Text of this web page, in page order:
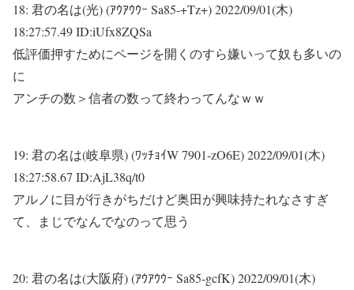
18: 君の名は(光) (ｱｳｱｳｳｰ Sa85-+Tz+)2022/09/01(木)
18:27:57.49 ID:iUfx8ZQSa
低評価押すためにページを開くのすら嫌いって奴も多いの
に
アンチの数＞信者の数って終わってんなｗｗ
19: 君の名は(岐阜県) (ﾜｯﾁｮｲW 7901-zO6E)2022/09/01(木)
18:27:58.67 ID:AjL38q/t0
アルノに目が行きがちだけど奥田が興味持たれなさすぎ
て、まじでなんでなのって思う
20: 君の名は(大阪府) (ｱｳｱｳｳｰ Sa85-gcfK)2022/09/01(木)